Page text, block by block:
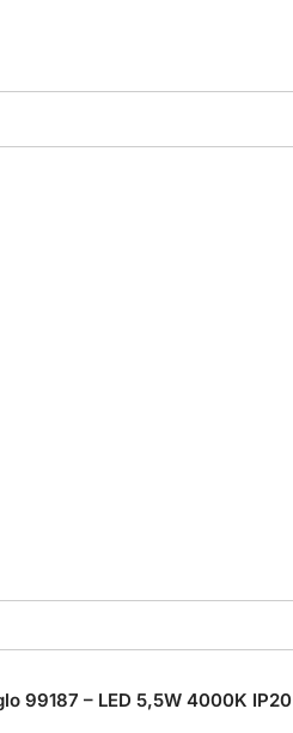
99187 – LED 5,5W 4000K IP20